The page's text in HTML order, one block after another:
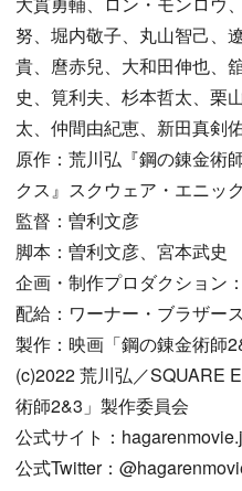
努、堀内敬子、丸山智己、
貴、麿赤兒、大和田伸也、
史、筧利夫、杉本哲太、栗
太、仲間由紀恵、新田真剣
原作：荒川弘『鋼の錬金術
クス』スクウェア・エニック
監督：曽利文彦
脚本：曽利文彦、宮本武史
企画・制作プロダクション
配給：ワーナー・ブラザー
製作：映画「鋼の錬金術師
(c)2022 荒川弘／SQUARE
術師2&3」製作委員会
公式サイト：
公式Twitter：